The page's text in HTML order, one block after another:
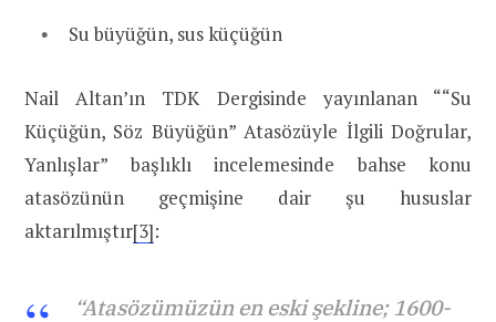
Su büyüğün, sus küçüğün
Nail Altan’ın TDK Dergisinde yayınlanan ““Su
Küçüğün, Söz Büyüğün” Atasözüyle İlgili Doğrular,
Yanlışlar” başlıklı incelemesinde bahse konu
atasözünün geçmişine dair şu hususlar
aktarılmıştır[3]:
“Atasözümüzün en eski şekline; 1600-